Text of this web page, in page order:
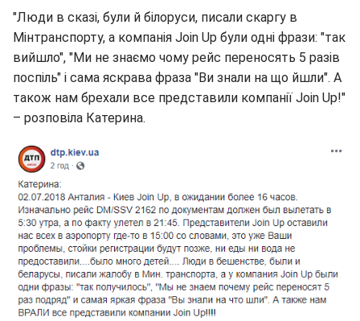
"Люди в сказі, були й білоруси, писали скаргу в
Мінтранспорту, а компанія Join Up були одні фрази: "так
вийшло", "Ми не знаємо чому рейс переносять 5 разів
поспіль" і сама яскрава фраза "Ви знали на що йшли". А
також нам брехали все представили компанії Join Up!"
– розповіла Катерина.